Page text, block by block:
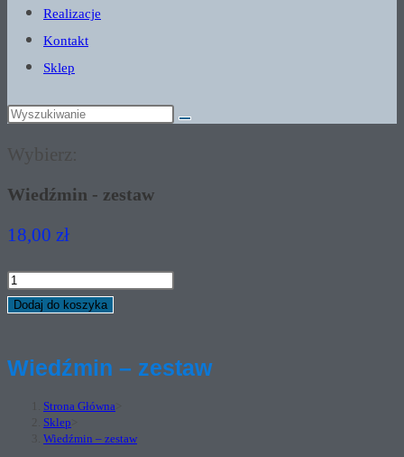
Realizacje
Kontakt
Sklep
Wybierz:
Wiedźmin - zestaw
18,00 zł
ilość
Wiedźmin
Dodaj do koszyka
Wiedźmin – zestaw
Strona Główna
Sklep
Wiedźmin – zestaw